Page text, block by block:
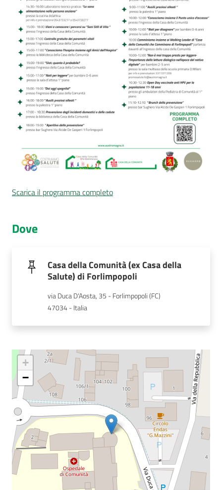
Seguici
su
Scarica il programma completo
Dove
Casa della Comunità (ex Casa della
Salute) di Forlimpopoli
via Duca D'Aosta, 35 - Forlimpopoli (FC)
47034 - Italia
+
−